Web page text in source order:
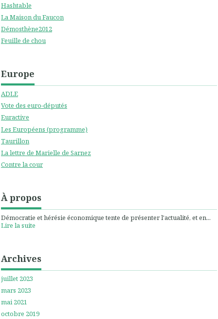
Hashtable
La Maison du Faucon
Démosthène2012
Feuille de chou
Europe
ADLE
Vote des euro-députés
Euractive
Les Européens (programme)
Taurillon
La lettre de Marielle de Sarnez
Contre la cour
À propos
Démocratie et hérésie économique tente de présenter l'actualité, et en...
Lire la suite
Archives
juillet 2023
mars 2023
mai 2021
octobre 2019